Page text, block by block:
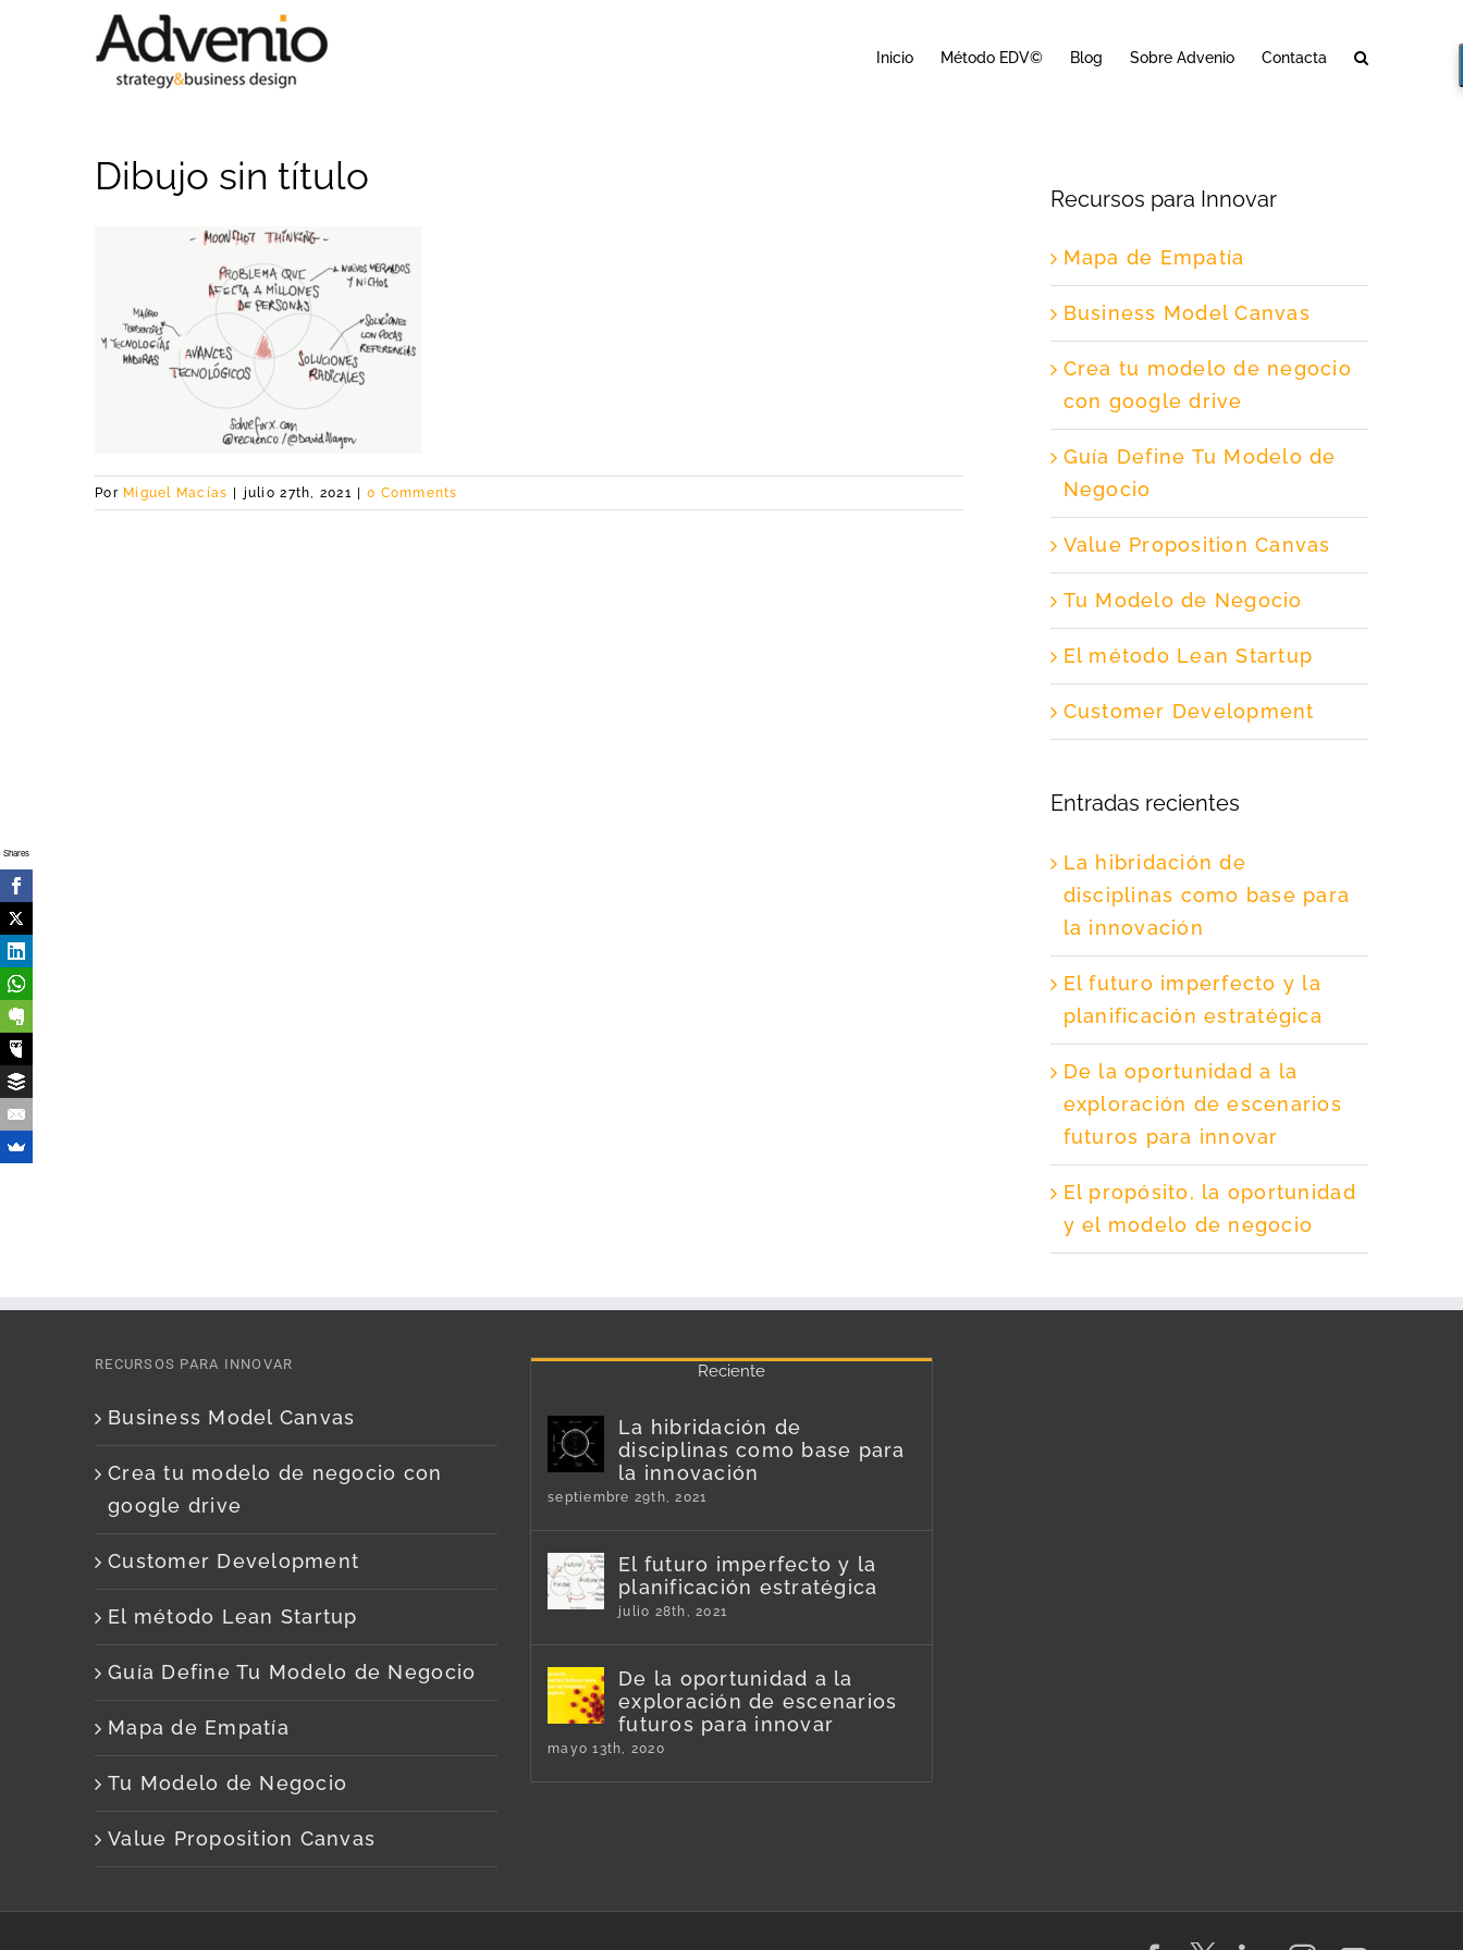
Inicio Método EDV© Blog Sobre Advenio Contacta
Dibujo sin título
Por Miguel Macías julio 27th, 2021 0 Comments
Recursos para Innovar
Mapa de Empatía
Business Model Canvas
Crea tu modelo de negocio
con google drive
Guía Define Tu Modelo de
Negocio
Value Proposition Canvas
Tu Modelo de Negocio
El método Lean Startup
Customer Development
Entradas recientes
La hibridación de
disciplinas como base para
la innovación
El futuro imperfecto y la
planificación estratégica
De la oportunidad a la
exploración de escenarios
futuros para innovar
El propósito, la oportunidad
y el modelo de negocio
RECURSOS PARA INNOVAR
Business Model Canvas
Crea tu modelo de negocio con
google drive
Customer Development
El método Lean Startup
Guía Define Tu Modelo de Negocio
Mapa de Empatía
Tu Modelo de Negocio
Value Proposition Canvas
Reciente
La hibridación de
disciplinas como base para
la innovación
septiembre 29th, 2021
El futuro imperfecto y la
planificación estratégica
julio 28th, 2021
De la oportunidad a la
exploración de escenarios
futuros para innovar
mayo 13th, 2020
Shares